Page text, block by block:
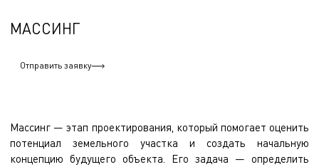
МАССИНГ
Отправить заявку
Массинг — этап проектирования, который помогает оценить
потенциал земельного участка и создать начальную
концепцию будущего объекта. Его задача — определить